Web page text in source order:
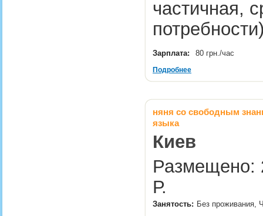
частичная,
Зарплата: 80 грн./час
Подробнее
няня со свободным
языка
Киев
Размещено:
Р.
Занятость: Без проживания,